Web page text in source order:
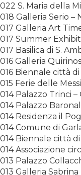
S. Maria della
Galleria Serio –
Galleria Art
Summer
Basilica di S.
Galleria
Biennale città
Ferie delle
Palazzo Trinci
Palazzo
Residenza il
Comune di
Biennale città
Associazione
Palazzo
Galleria